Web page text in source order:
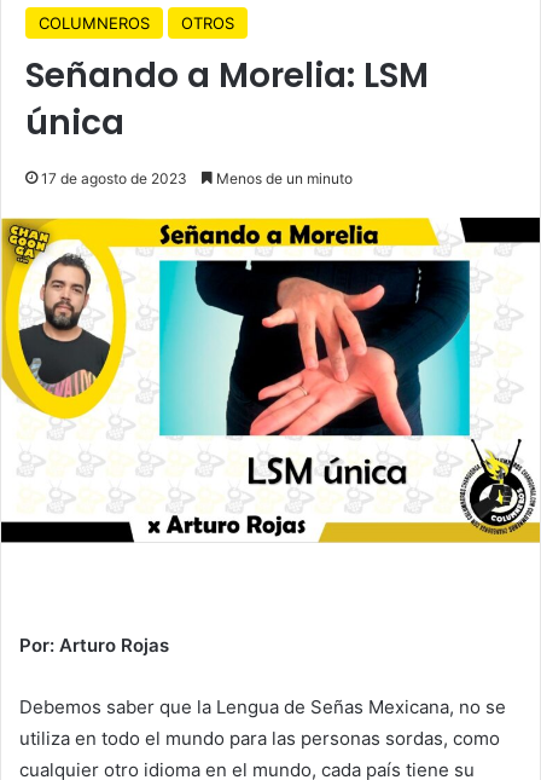
COLUMNEROS OTROS
Señando a Morelia: LSM
única
17 de agosto de 2023 Menos de un minuto
Por: Arturo Rojas
Debemos saber que la Lengua de Señas Mexicana, no se
utiliza en todo el mundo para las personas sordas, como
cualquier otro idioma en el mundo, cada país tiene su